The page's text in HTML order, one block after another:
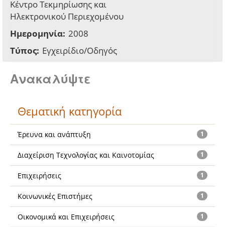
Κέντρο Τεκμηρίωσης και
Ηλεκτρονικού Περιεχομένου
Ημερομηνία: 2008
Τύπος: Εγχειρίδιο/Οδηγός
Ανακαλύψτε
Θεματική κατηγορία
1
Έρευνα και ανάπτυξη
1
Διαχείριση Τεχνολογίας και Καινοτομίας
1
Επιχειρήσεις
1
Κοινωνικές Επιστήμες
1
Οικονομικά και Επιχειρήσεις